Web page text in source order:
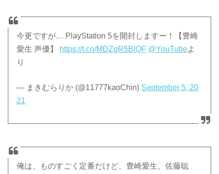
今更ですが… PlayStation 5を開封しますー！【豊崎
愛生 声優】
https://t.co/MDZgR5BlQF @YouTubeよ
り
— まきむらりか (@11777kaoChin) September 5, 20
21
俺は、ものすごく定番だけど、豊崎愛生、佐藤聡